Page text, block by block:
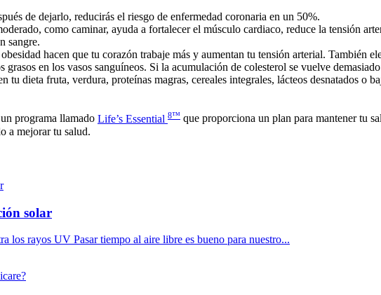
de dejarlo, reducirás el riesgo de enfermedad coronaria en un 50%.
como caminar, ayuda a fortalecer el músculo cardiaco, reduce la tensión
sangre.
hacen que tu corazón trabaje más y aumentan tu tensión arterial. También
en los vasos sanguíneos. Si la acumulación de colesterol se vuelve
tu dieta fruta, verdura, proteínas magras, cereales integrales, lácteos desnatados o
programa llamado Life’s Essential 8™ que proporciona un plan para mantener tu
a mejorar tu salud.
solar
los rayos UV Pasar tiempo al aire libre es bueno para nuestro...